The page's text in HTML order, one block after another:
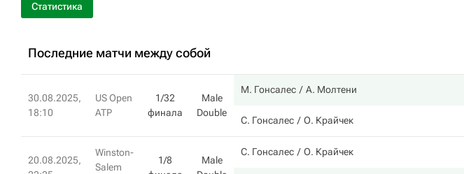
Статистика
Последние матчи между собой
30.08.2025,
18:10
US Open
ATP
1/32
финала
Male
Double
М. Гонсалес А. Молтени
С. Гонсалес О. Крайчек
20.08.2025,
Winston-
Salem
1/8
Male
С. Гонсалес О. Крайчек